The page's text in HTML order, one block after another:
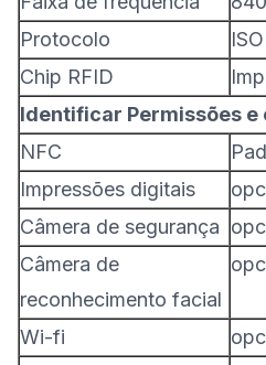
Protocolo
Chip RFID
Identificar Permissões e
NFC
Impressões digitais
Câmera de segurança
Câmera de
reconhecimento facial
Wi-fi